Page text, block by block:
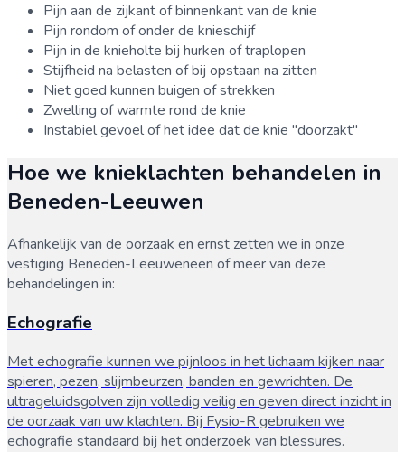
Pijn aan de zijkant of binnenkant van de knie
Pijn rondom of onder de knieschijf
Pijn in de knieholte bij hurken of traplopen
Stijfheid na belasten of bij opstaan na zitten
Niet goed kunnen buigen of strekken
Zwelling of warmte rond de knie
Instabiel gevoel of het idee dat de knie "doorzakt"
Hoe we knieklachten behandelen in
Beneden-Leeuwen
Afhankelijk van de oorzaak en ernst zetten we in onze
vestiging Beneden-Leeuweneen of meer van deze
behandelingen in:
Echografie
Met echografie kunnen we pijnloos in het lichaam kijken naar
spieren, pezen, slijmbeurzen, banden en gewrichten. De
ultrageluidsgolven zijn volledig veilig en geven direct inzicht in
de oorzaak van uw klachten. Bij Fysio-R gebruiken we
echografie standaard bij het onderzoek van blessures.